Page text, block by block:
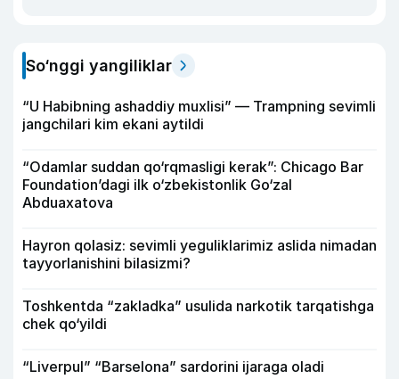
So‘nggi yangiliklar
“U Habibning ashaddiy muxlisi” — Trampning sevimli
jangchilari kim ekani aytildi
“Odamlar suddan qo‘rqmasligi kerak”: Chicago Bar
Foundation’dagi ilk o‘zbekistonlik Go‘zal
Abduaxatova
Hayron qolasiz: sevimli yeguliklarimiz aslida nimadan
tayyorlanishini bilasizmi?
Toshkentda “zakladka” usulida narkotik tarqatishga
chek qo‘yildi
“Liverpul” “Barselona” sardorini ijaraga oladi